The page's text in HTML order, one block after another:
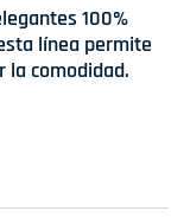
100%
línea permite
la comodidad.